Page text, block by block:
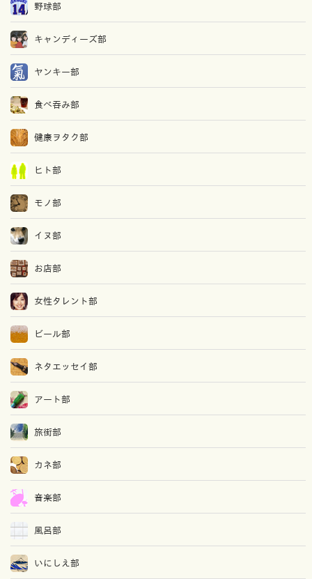
野球部
キャンディーズ部
ヤンキー部
食べ吞み部
健康ヲタク部
ヒト部
モノ部
イヌ部
お店部
女性タレント部
ビール部
ネタエッセイ部
アート部
旅街部
カネ部
音楽部
風呂部
いにしえ部